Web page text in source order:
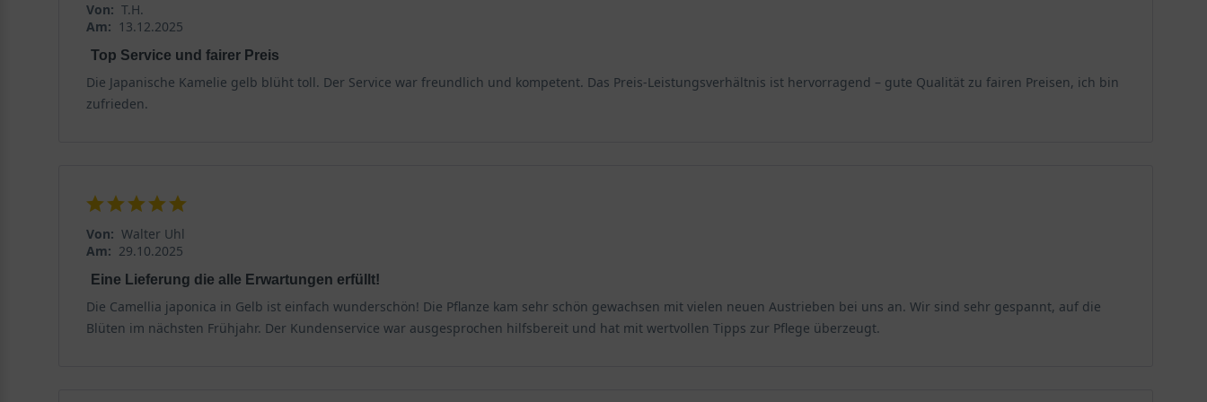
als exotische Schönheit.
Verwendung der Camellia japonica in Gelb
Die Japanische Kamelie in Gelb ist mit etwas Unterstützung an kalten Tagen eine wahre Schönheit. Der immergrüne Strauch versprüht einen Hauch von Fernost und verleiht
auch dem winterlichen Garten Frische sowie Vitalität. Besonders schön ist die romantische Blüte der asiatischen Pflanze, denn die zarten, gelben Blüten verwöhnen bereits im
besten hat sich die Pflanzung in einem Kübel erwiesen. Hier kann die wärmemögende Pflanze auch in unserem Klima einen wunderschönen Anblick bieten und erhält
ihrem fernöstlichen Charme.
Wissenswertes zur Camellia japonica allgemein
Die Kamelie gehörte im 19. Jahrhundert zur Kultur des europäischen Adels und des Großbürgertums. Sie war bei Königinnen und Adelsdamen beliebt und wurde auch im
Bereich der Literatur verehrt. Ausdruck fand dies beispielsweise in Alexander Dumas Roman ‘Die Kameliendame‘. Der Roman diente als Vorlage für die Verdioper La traviata. In
Von: T.H.
Am: 13.12.2025
Top Service und fairer Preis
Die Japanische Kamelie gelb blüht toll. Der Service war freundlich und kompetent. Das Preis-Leistungsverhältnis ist hervorragend – gute Qualität zu fairen Preisen, ich bin
zufrieden.
Von: Walter Uhl
Am: 29.10.2025
Eine Lieferung die alle Erwartungen erfüllt!
Die Camellia japonica in Gelb ist einfach wunderschön! Die Pflanze kam sehr schön gewachsen mit vielen neuen Austrieben bei uns an. Wir sind sehr gespannt, auf die
Blüten im nächsten Frühjahr. Der Kundenservice war ausgesprochen hilfsbereit und hat mit wertvollen Tipps zur Pflege überzeugt.